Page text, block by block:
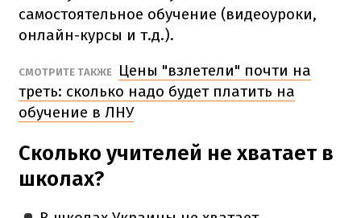
самостоятельное обучение (видеоуроки,
онлайн-курсы и т.д.).
СМОТРИТЕ ТАКЖЕ
Цены "взлетели" почти на
треть: сколько надо будет платить на
обучение в ЛНУ
Сколько учителей не хватает в
школах?